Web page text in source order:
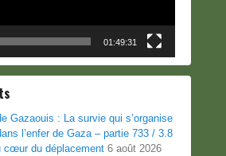
01:49:31
Gazaouis : La survie qui s’organise
l’enfer de Gaza – partie 733 / 3.8
cœur du déplacement 6 août 2026